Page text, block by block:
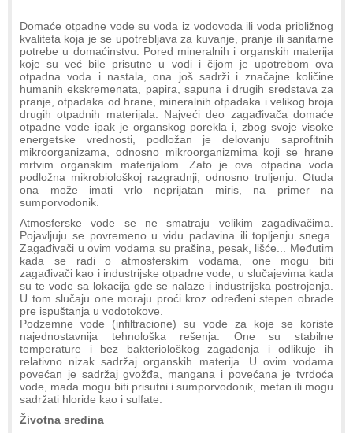
Domaće otpadne vode su voda iz vodovoda ili voda približnog
kvaliteta koja je se upotrebljava za kuvanje, pranje ili sanitarne
potrebe u domaćinstvu. Pored mineralnih i organskih materija
koje su već bile prisutne u vodi i čijom je upotrebom ova
otpadna voda i nastala, ona još sadrži i značajne količine
humanih ekskremenata, papira, sapuna i drugih sredstava za
pranje, otpadaka od hrane, mineralnih otpadaka i velikog broja
drugih otpadnih materijala. Najveći deo zagađivača domaće
otpadne vode ipak je organskog porekla i, zbog svoje visoke
energetske vrednosti, podložan je delovanju saprofitnih
mikroorganizama, odnosno mikroorganizmima koji se hrane
mrtvim organskim materijalom. Zato je ova otpadna voda
podložna mikrobiološkoj razgradnji, odnosno truljenju. Otuda
ona može imati vrlo neprijatan miris, na primer na
sumporvodonik.
Atmosferske vode se ne smatraju velikim zagađivačima.
Pojavljuju se povremeno u vidu padavina ili topljenju snega.
Zagađivači u ovim vodama su prašina, pesak, lišće... Međutim
kada se radi o atmosferskim vodama, one mogu biti
zagađivači kao i industrijske otpadne vode, u slučajevima kada
su te vode sa lokacija gde se nalaze i industrijska postrojenja.
U tom slučaju one moraju proći kroz određeni stepen obrade
pre ispuštanja u vodotokove.
Podzemne vode (infiltracione) su vode za koje se koriste
najednostavnija tehnološka rešenja. One su stabilne
temperature i bez bakteriološkog zagađenja i odlikuje ih
relativno nizak sadržaj organskih materija. U ovim vodama
povećan je sadržaj gvožđa, mangana i povećana je tvrdoća
vode, mada mogu biti prisutni i sumporvodonik, metan ili mogu
sadržati hloride kao i sulfate.
Životna sredina